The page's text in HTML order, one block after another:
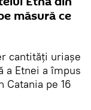
măsură ce
cantități uriașe
a Etnei a împus
pe 16